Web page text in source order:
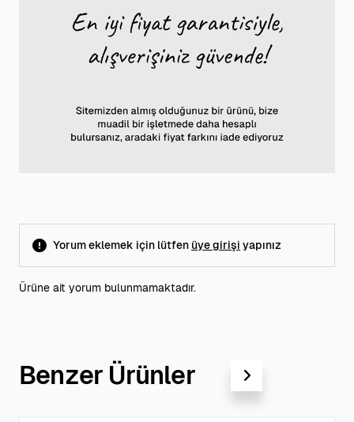
Yorum eklemek için lütfen üye girişi yapınız
Ürüne ait yorum bulunmamaktadır.
Benzer Ürünler